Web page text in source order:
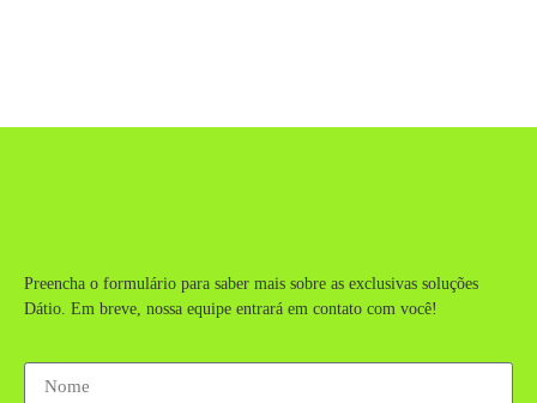
Preencha o formulário para saber mais sobre as exclusivas soluções
Dátio. Em breve, nossa equipe entrará em contato com você!